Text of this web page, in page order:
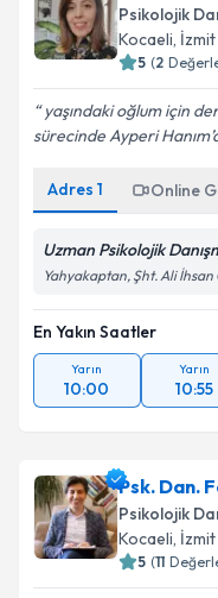
Psikolojik
Kocaeli, İzmit
5 (2
yaşındaki oğlum için
sürecinde Ayperi
Adres 1 Online
Uzman Psikolojik
Yahyakaptan, Şht. Ali
En Yakın Saatler
Yarın
10:00
Yarın
10:55
Psk. Dan.
Psikolojik
Kocaeli, İzmit
5 (11